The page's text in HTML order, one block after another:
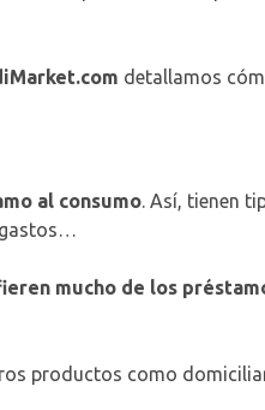
detallamos
al consumo. Así, tienen
gastos…
mucho de los
productos como